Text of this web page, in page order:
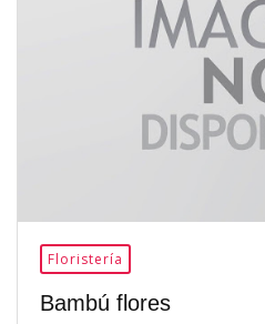
Floristería
Bambú flores